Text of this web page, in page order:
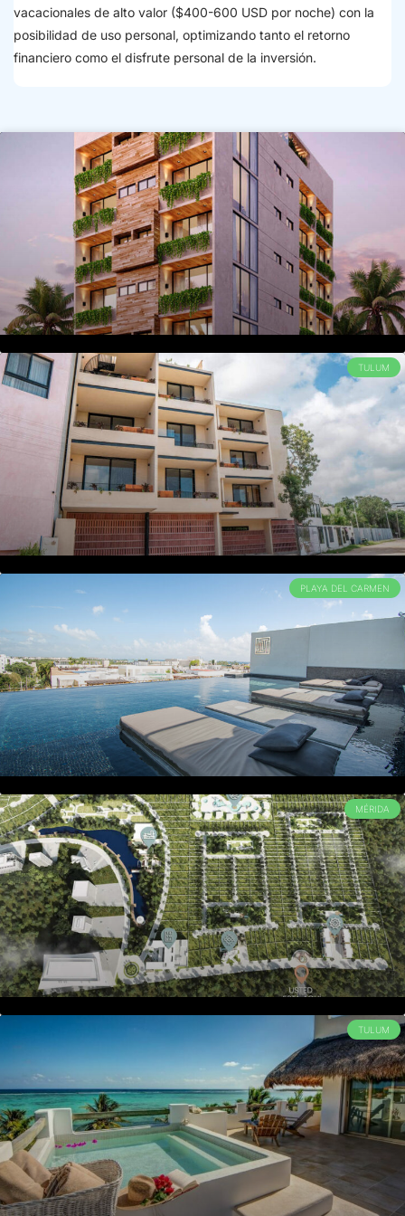
vacacionales de alto valor ($400-600 USD por noche) con la
posibilidad de uso personal, optimizando tanto el retorno
financiero como el disfrute personal de la inversión.
TULUM
PLAYA DEL CARMEN
MÉRIDA
TULUM